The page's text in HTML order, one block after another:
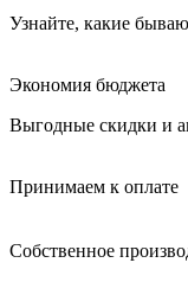
Узнайте, какие
Экономия бюджета
Выгодные скидки и
Принимаем к оплате
Собственное